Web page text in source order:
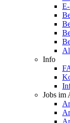
Info
Jobs im